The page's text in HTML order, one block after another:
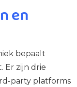
en
bepaalt
Er zijn drie
party platforms